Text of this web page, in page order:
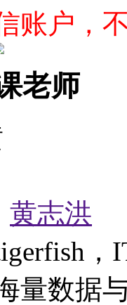
账户，
老师
黄志洪
，
量数据